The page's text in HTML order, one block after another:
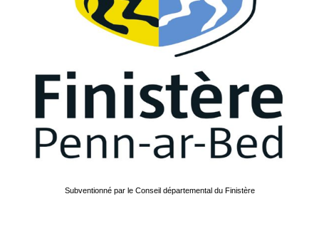
Subventionné par le Conseil départemental du Finistère